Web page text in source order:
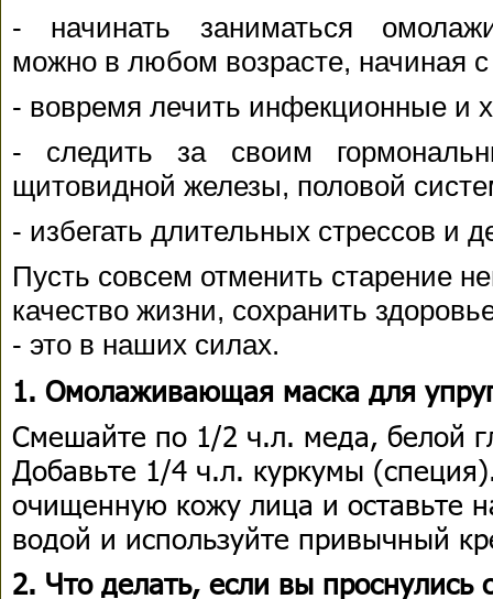
- начинать заниматься
можно в любом возрасте, начиная
- вовремя лечить инфекционные и
- следить за своим
щитовидной железы, половой
- избегать длительных стрессов и
Пусть совсем отменить старение
качество жизни, сохранить
- это в наших силах.
1. Омолаживающая маска для
Смешайте по 1/2 ч.л. меда, белой
Добавьте 1/4 ч.л. куркумы
очищенную кожу лица и оставьте
водой и используйте привычный
2. Что делать, если вы проснулись